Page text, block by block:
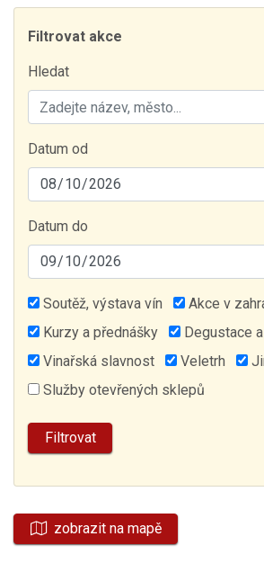
Filtrovat akce
Hledat
Datum od
Datum do
Soutěž, výstava vín
Akce v
Kurzy a přednášky
Degustace
Vinařská slavnost
Veletrh
Služby otevřených sklepů
zobrazit na mapě